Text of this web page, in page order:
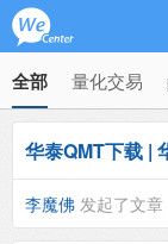
全部 量化交易
华泰QMT下载 |
李魔佛 发起了文章